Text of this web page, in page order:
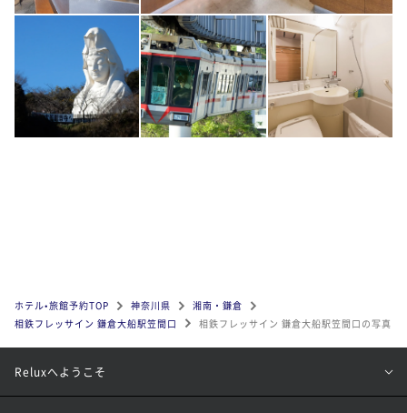
ホテル•旅館予約TOP 神奈川県
湘南・鎌倉
相鉄フレッサイン 鎌倉大船駅笠間口
相鉄フレッサイン 鎌倉大船駅笠間口の写真
Reluxへようこそ